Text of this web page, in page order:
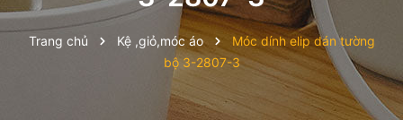
Trang chủ Kệ ,giỏ,móc áo
Móc dính elip dán tường
bộ 3-2807-3